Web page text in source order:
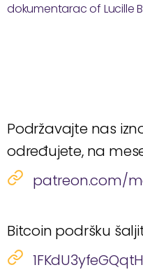
dokumentarac of Lucille
Podržavajte nas
određujete, na
patreon.com/
Bitcoin podršku